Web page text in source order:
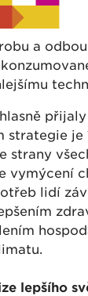
a
je
strany
vymýcení
lidí
lepšího